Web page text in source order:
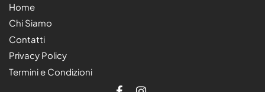
Home
Chi Siamo
Contatti
Privacy Policy
Termini e Condizioni